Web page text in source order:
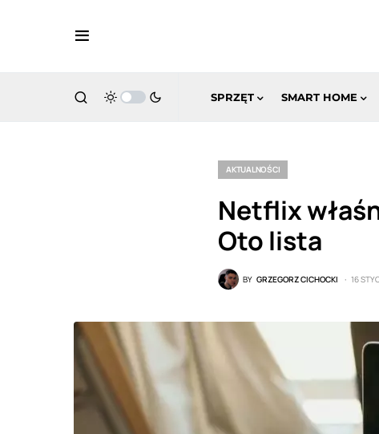
SPRZĘT SMART HOME
AKTUALNOŚCI
Netflix
Oto lista
BY GRZEGORZ CICHOCKI 16